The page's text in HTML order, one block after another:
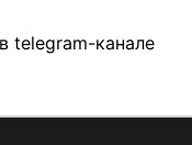
telegram-канале